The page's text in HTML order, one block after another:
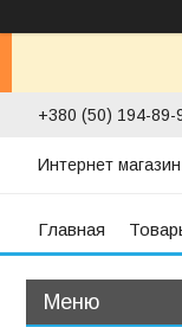
+380 (50) 194-89-
Интернет
Главная